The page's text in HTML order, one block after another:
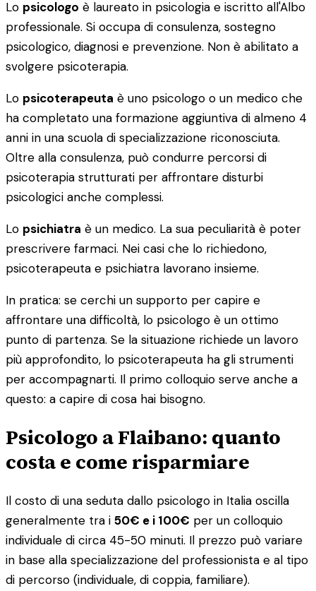
Lo psicologo è laureato in psicologia e iscritto all'Albo
professionale. Si occupa di consulenza, sostegno
psicologico, diagnosi e prevenzione. Non è abilitato a
svolgere psicoterapia.
Lo psicoterapeuta è uno psicologo o un medico che
ha completato una formazione aggiuntiva di almeno 4
anni in una scuola di specializzazione riconosciuta.
Oltre alla consulenza, può condurre percorsi di
psicoterapia strutturati per affrontare disturbi
psicologici anche complessi.
Lo psichiatra è un medico. La sua peculiarità è poter
prescrivere farmaci. Nei casi che lo richiedono,
psicoterapeuta e psichiatra lavorano insieme.
In pratica: se cerchi un supporto per capire e
affrontare una difficoltà, lo psicologo è un ottimo
punto di partenza. Se la situazione richiede un lavoro
più approfondito, lo psicoterapeuta ha gli strumenti
per accompagnarti. Il primo colloquio serve anche a
questo: a capire di cosa hai bisogno.
Psicologo a Flaibano: quanto
costa e come risparmiare
Il costo di una seduta dallo psicologo in Italia oscilla
generalmente tra i 50€ e i 100€ per un colloquio
individuale di circa 45-50 minuti. Il prezzo può variare
in base alla specializzazione del professionista e al tipo
di percorso (individuale, di coppia, familiare).